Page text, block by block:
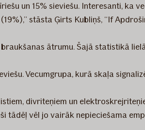
un 15% sieviešu. Interesanti, ka
stāsta Ģirts Kubliņš, “If
ātrumu. Šajā statistikā
Vecumgrupa, kurā skaļa
divriteņiem un
tādēļ vēl jo vairāk nepieciešama